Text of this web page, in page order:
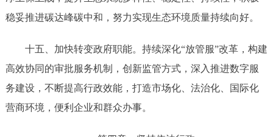
稳妥推进碳达峰碳中和，努力实现生态环境质量持续向好。
十五、加快转变政府职能。持续深化“放管服”改革，构建
高效协同的审批服务机制，创新监管方式，深入推进数字服
务建设，不断提高行政效能，打造市场化、法治化、国际化
营商环境，便利企业和群众办事。